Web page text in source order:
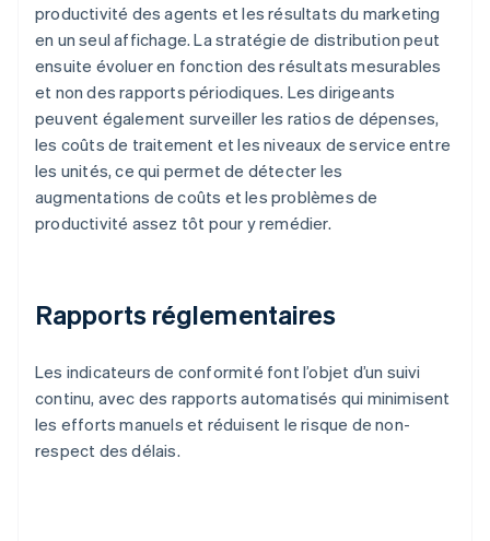
productivité des agents et les résultats du marketing
en un seul affichage. La stratégie de distribution peut
ensuite évoluer en fonction des résultats mesurables
et non des rapports périodiques. Les dirigeants
peuvent également surveiller les ratios de dépenses,
les coûts de traitement et les niveaux de service entre
les unités, ce qui permet de détecter les
augmentations de coûts et les problèmes de
productivité assez tôt pour y remédier.
Rapports réglementaires
Les indicateurs de conformité font l’objet d’un suivi
continu, avec des rapports automatisés qui minimisent
les efforts manuels et réduisent le risque de non-
respect des délais.